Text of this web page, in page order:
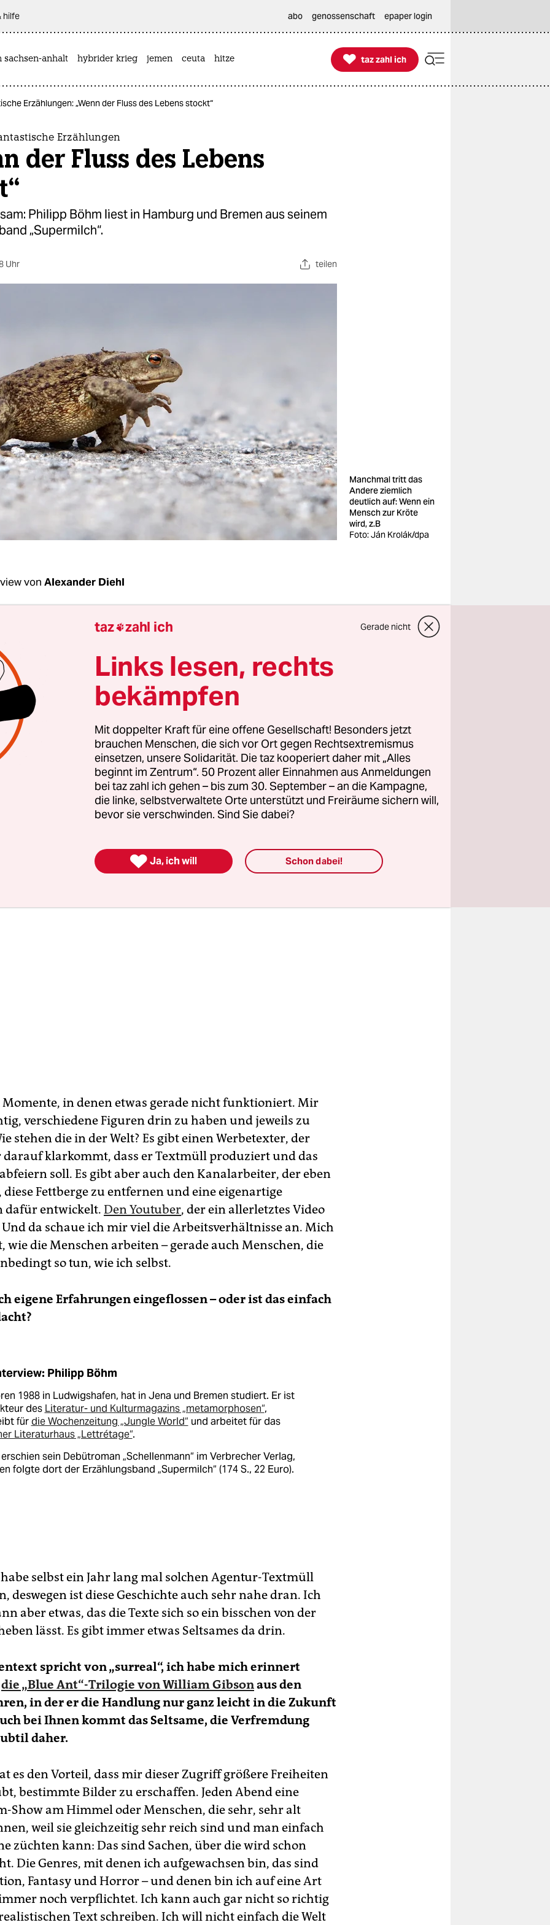
hilfe abo genossenschaft epaper login
sachsen-anhalt hybrider krieg jemen ceuta hitze 
taz zahl ich
taz zahl ich
Erzählungen: „Wenn der Fluss des Lebens stockt“
Erzählungen
der Fluss des Lebens
Philipp Böhm liest in Hamburg und Bremen aus seinem
„Supermilch“.
Uhr teilen
Manchmal tritt das
Andere ziemlich
deutlich auf: Wenn ein
Mensch zur Kröte
wird, z.B
Foto: Ján Krolák/dpa
von Alexander Diehl
in Ihren Erzählungen geht es um Dinge, die wir alle
Büros, in denen an „Projekten“ gearbeitet wird
neuen Paletten, die aussehen wie alte. Auf der anderen
Barfuß-Seminare und
Selbstfindungs-Kram
in dem sie spielen?
Ich glaube, was sie weniger verbindet als das Milieu,
– und das sind Krisen. Die Figuren stehen alle
an dem der reguläre Fluss ihres Lebens irgendwie
wird. In der zweiten Geschichte ist es ja tatsächlich so,
einer Stadt unterbrochen wird: der Abwasser-Fluss.
Riesen-Fettberg.
Momente, in denen etwas gerade nicht funktioniert. Mir
verschiedene Figuren drin zu haben und jeweils zu
stehen die in der Welt? Es gibt einen Werbetexter, der
klarkommt, dass er Textmüll produziert und das
soll. Es gibt aber auch den Kanalarbeiter, der eben
diese Fettberge zu entfernen und eine eigenartige
dafür entwickelt. Den Youtuber, der ein allerletztes Video
da schaue ich mir viel die Arbeitsverhältnisse an. Mich
wie die Menschen arbeiten – gerade auch Menschen, die
so tun, wie ich selbst.
eigene Erfahrungen eingeflossen – oder ist das einfach
Philipp Böhm
1988 in Ludwigshafen, hat in Jena und Bremen studiert. Er ist
des Literatur- und Kulturmagazins „metamorphosen“,
fürdie Wochenzeitung „Jungle World“ und arbeitet für das
Literaturhaus „Lettrétage“.
sein Debütroman „Schellenmann“ im Verbrecher Verlag,
folgte dort der Erzählungsband „Supermilch“ (174 S., 22 Euro).
selbst ein Jahr lang mal solchen Agentur-Textmüll
deswegen ist diese Geschichte auch sehr nahe dran. Ich
aber etwas, das die Texte sich so ein bisschen von der
lässt. Es gibt immer etwas Seltsames da drin.
spricht von „surreal“, ich habe mich erinnert
die „Blue Ant“-Trilogie von William Gibsonaus den
in der er die Handlung nur ganz leicht in die Zukunft
bei Ihnen kommt das Seltsame, die Verfremdung
daher.
es den Vorteil, dass mir dieser Zugriff größere Freiheiten
bestimmte Bilder zu erschaffen. Jeden Abend eine
Show am Himmel oder Menschen, die sehr, sehr alt
weil sie gleichzeitig sehr reich sind und man einfach
züchten kann: Das sind Sachen, über die wird schon
Die Genres, mit denen ich aufgewachsen bin, das sind
Fantasy und Horror – und denen bin ich auf eine Art
noch verpflichtet. Ich kann auch gar nicht so richtig
Text schreiben. Ich will nicht einfach die Welt
taz zahl ich Gerade nicht
Links lesen, rechts
bekämpfen
Mit doppelter Kraft für eine offene Gesellschaft! Besonders jetzt
brauchen Menschen, die sich vor Ort gegen Rechtsextremismus
einsetzen, unsere Solidarität. Die taz kooperiert daher mit „Alles
beginnt im Zentrum“. 50 Prozent aller Einnahmen aus Anmeldungen
bei taz zahl ich gehen – bis zum 30. September – an die Kampagne,
die linke, selbstverwaltete Orte unterstützt und Freiräume sichern will,
bevor sie verschwinden. Sind Sie dabei?
 Ja, ich will Schon dabei!